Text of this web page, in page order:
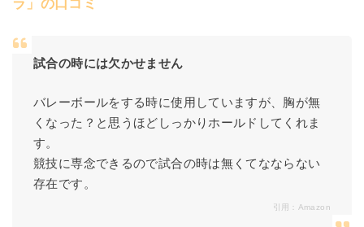
ラ」の口コミ
試合の時には欠かせません
バレーボールをする時に使用していますが、胸が無
くなった？と思うほどしっかりホールドしてくれま
す。
競技に専念できるので試合の時は無くてなならない
存在です。
引用： Amazon